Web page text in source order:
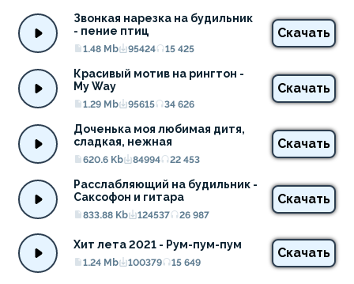
Звонкая нарезка на будильник
- пение птиц
1.48 Mb 95424 15 425
Скачать
Красивый мотив на рингтон -
My Way
1.29 Mb 95615 34 626
Скачать
Доченька моя любимая дитя,
сладкая, нежная
620.6 Kb 84994 22 453
Скачать
Расслабляющий на будильник -
Саксофон и гитара
833.88 Kb 124537 26 987
Скачать
Хит лета 2021 - Рум-пум-пум
1.24 Mb 100379 15 649
Скачать